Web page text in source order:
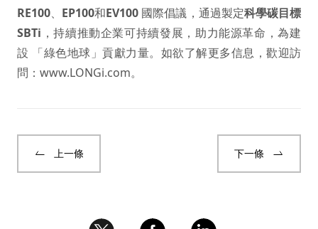
RE100、 EP100和EV100 國際倡議，通過製定科學碳目標
SBTi ，持續推動企業可持續發展，助力能源革命，為建
設 「綠色地球」貢獻力量。如欲了解更多信息，歡迎訪
問： www.LONGi.com。
上一條 下一條